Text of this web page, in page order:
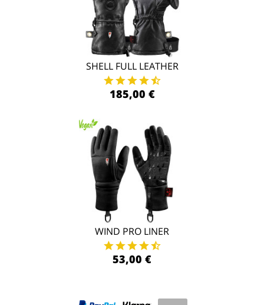
SHELL FULL LEATHER
185,00 €
WIND PRO LINER
53,00 €